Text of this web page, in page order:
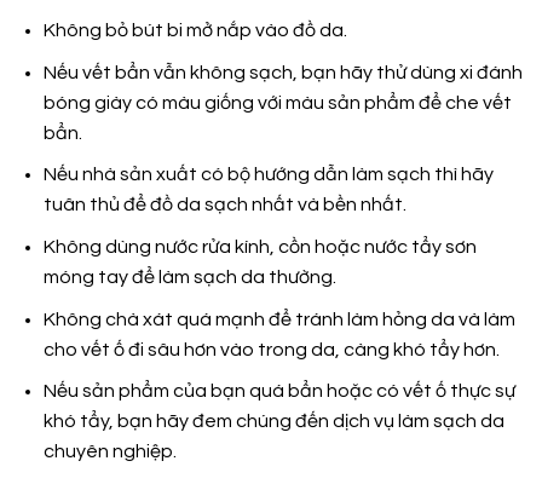
Không bỏ bút bi mở nắp vào đồ da.
Nếu vết bẩn vẫn không sạch, bạn hãy thử dùng xi đánh
bóng giày có màu giống với màu sản phẩm để che vết
bẩn.
Nếu nhà sản xuất có bộ hướng dẫn làm sạch thì hãy
tuân thủ để đồ da sạch nhất và bền nhất.
Không dùng nước rửa kính, cồn hoặc nước tẩy sơn
móng tay để làm sạch da thường.
Không chà xát quá mạnh để tránh làm hỏng da và làm
cho vết ố đi sâu hơn vào trong da, càng khó tẩy hơn.
Nếu sản phẩm của bạn quá bẩn hoặc có vết ố thực sự
khó tẩy, bạn hãy đem chúng đến dịch vụ làm sạch da
chuyên nghiệp.